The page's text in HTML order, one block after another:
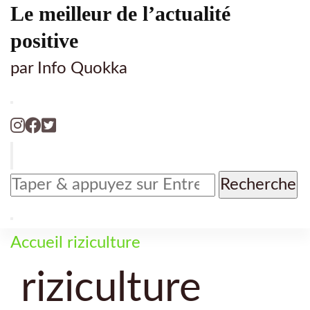
Le meilleur de l’actualité
positive
par Info Quokka
Vous
recherchiez
?
Accueil riziculture
riziculture